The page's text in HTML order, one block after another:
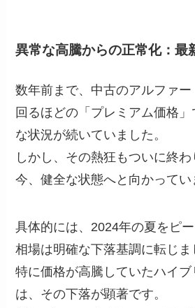
異常な高騰からの正常化：最
数年前まで、中古のアルファ
回るほどの「プレミアム価格
な状況が続いていました。
しかし、その熱狂もついに終
今、健全な状態へと向かってい
具体的には、2024年の夏をピ
相場は明確な下落基調に転じま
特に価格が高騰していたハイ
は、その下落が顕著です。